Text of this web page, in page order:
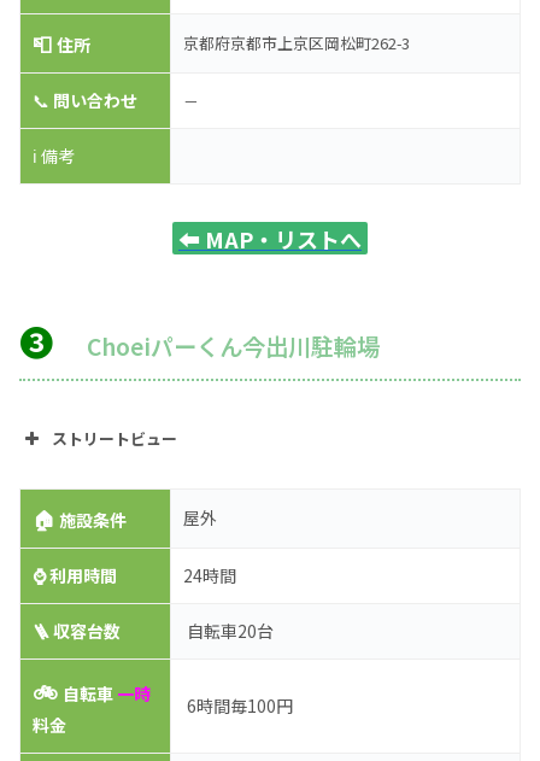
📮住所 京都府京都市上京区岡松町262-3
📞 問い合わせ －
ℹ️ 備考
⬅️ MAP・リストへ
❸ Choeiパーくん今出川駐輪場
ストリートビュー
🏠施設条件 屋外
⌚利用時間 24時間
🪜 収容台数 自転車20台
🚲 自転車 一時
料金
6時間毎100円